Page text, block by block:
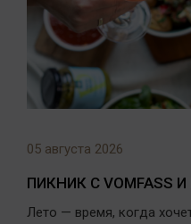
05 августа 2026
ПИКНИК С VOMFASS
Лето — время, когда